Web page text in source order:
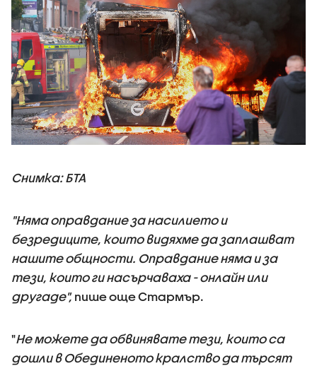
Снимка: БТА
"Няма оправдание за насилието и
безредиците, които видяхме да заплашват
нашите общности. Оправдание няма и за
тези, които ги насърчаваха - онлайн или
другаде", пише още Стармър.
"Не можете да обвинявате тези, които са
дошли в Обединеното кралство да търсят